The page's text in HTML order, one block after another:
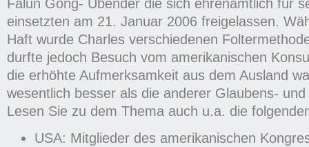
Falun Gong- Übender die sich ehrenamtlich für
einsetzten am 21. Januar 2006 freigelassen.
Haft wurde Charles verschiedenen
durfte jedoch Besuch vom amerikanischen
die erhöhte Aufmerksamkeit aus dem Ausland
wesentlich besser als die anderer Glaubens-
Lesen Sie zu dem Thema auch u.a. die
USA: Mitglieder des amerikanischen